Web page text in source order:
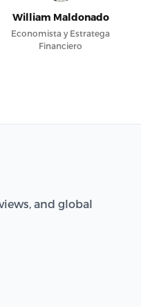
William Maldonado
Economista y Estratega
Financiero
and global